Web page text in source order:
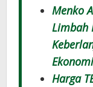
Menko
Limbah
Ekonomi
Harga